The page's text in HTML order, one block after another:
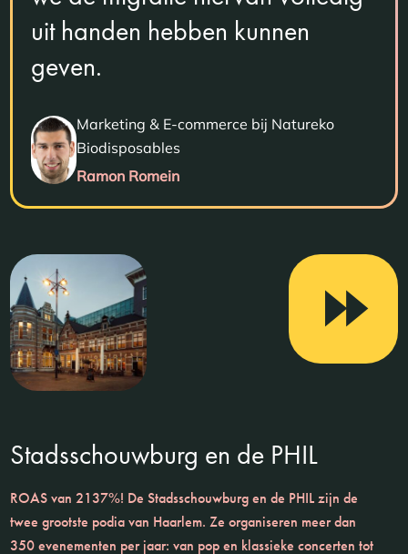
uit handen hebben kunnen
geven.
Marketing & E-commerce bij Natureko
Biodisposables
Ramon Romein
Stadsschouwburg en de PHIL
ROAS van 2137%! De Stadsschouwburg en de PHIL zijn de
twee grootste podia van Haarlem. Ze organiseren meer dan
350 evenementen per jaar: van pop en klassieke concerten tot